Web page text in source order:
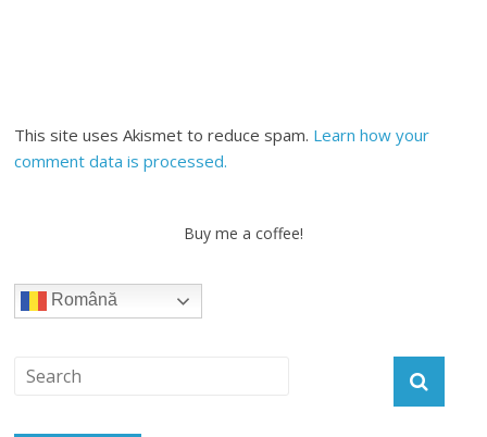
This site uses Akismet to reduce spam. Learn how your
comment data is processed.
Buy me a coffee!
Română